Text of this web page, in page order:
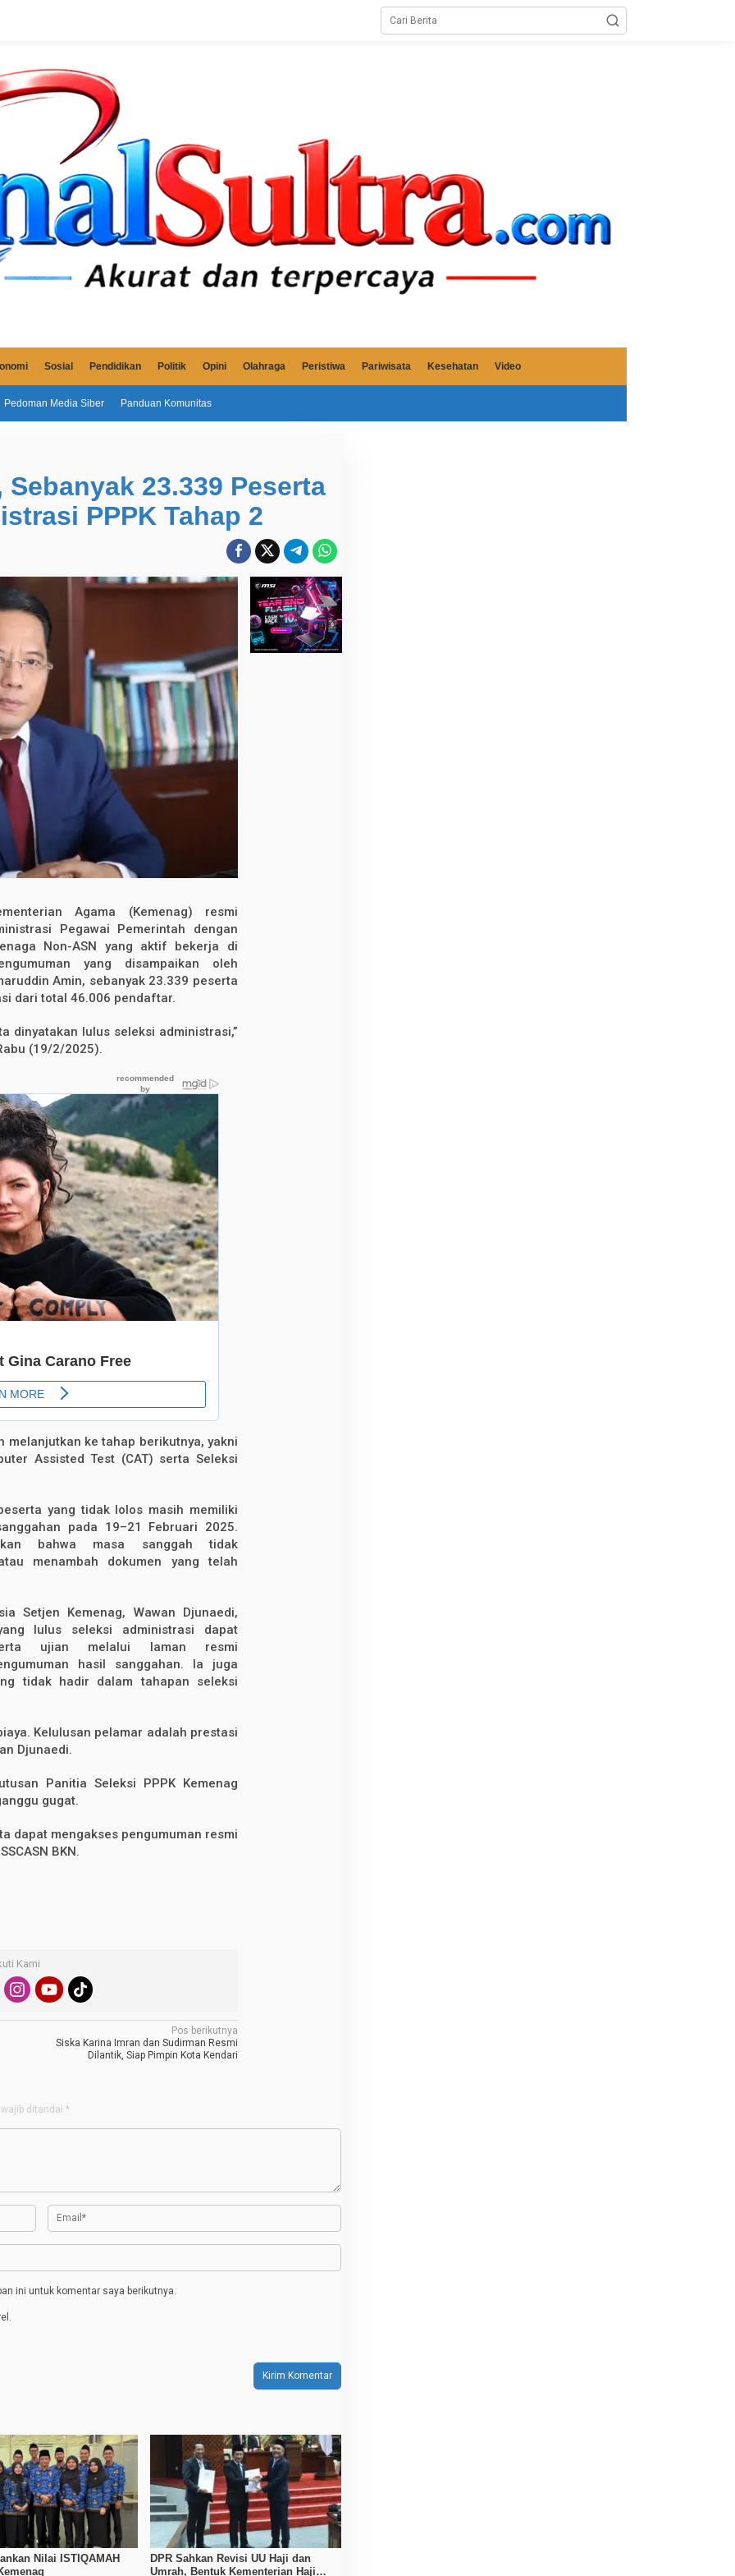
Sosial Pendidikan Politik Opini Olahraga Peristiwa Pariwisata Kesehatan Video
Pedoman Media Siber Panduan Komunitas
23.339 Peserta
PPPK Tahap 2
Agama (Kemenag) resmi
Pegawai Pemerintah dengan
Non-ASN yang aktif bekerja di
yang disampaikan oleh
Amin, sebanyak 23.339 peserta
dari total 46.006 pendaftar.
dinyatakan lulus seleksi administrasi,”
(19/2/2025).
melanjutkan ke tahap berikutnya, yakni
Assisted Test (CAT) serta Seleksi
yang tidak lolos masih memiliki
pada 19–21 Februari 2025.
bahwa masa sanggah tidak
menambah dokumen yang telah
Setjen Kemenag, Wawan Djunaedi,
lulus seleksi administrasi dapat
ujian melalui laman resmi
hasil sanggahan. Ia juga
tidak hadir dalam tahapan seleksi
Kelulusan pelamar adalah prestasi
Djunaedi.
Panitia Seleksi PPPK Kemenag
gugat.
dapat mengakses pengumuman resmi
BKN.
Kami
Pos berikutnya
Siska Karina Imran dan Sudirman Resmi
Dilantik, Siap Pimpin Kota Kendari
ditandai *
ini untuk komentar saya berikutnya.
Nilai ISTIQAMAH
DPR Sahkan Revisi UU Haji dan
Umrah, Bentuk Kementerian Haji